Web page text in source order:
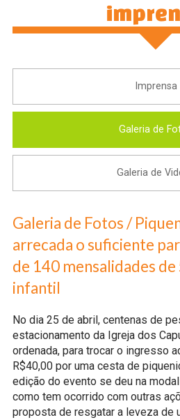
Imprensa
Galeria de
Galeria de
Galeria de Fotos /
arrecada o suficiente
de 140 mensalidades de
infantil
No dia 25 de abril, centenas de
estacionamento da Igreja dos
ordenada, para trocar o ingresso
R$40,00 por uma cesta de
edição do evento se deu na
como tem ocorrido com outras
proposta de resgatar a leveza de